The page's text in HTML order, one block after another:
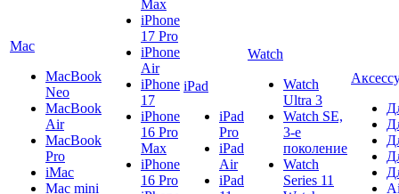
Mac
MacBook
Neo
MacBook
Air
MacBook
Pro
iMac
Mac mini
Max
iPhone
17 Pro
iPhone
Air
iPhone
17
iPhone
16 Pro
Max
iPhone
16 Pro
iPad
iPad
Pro
iPad
Air
iPad
Watch
Watch
Ultra 3
Watch SE,
3-е
поколение
Watch
Series 11